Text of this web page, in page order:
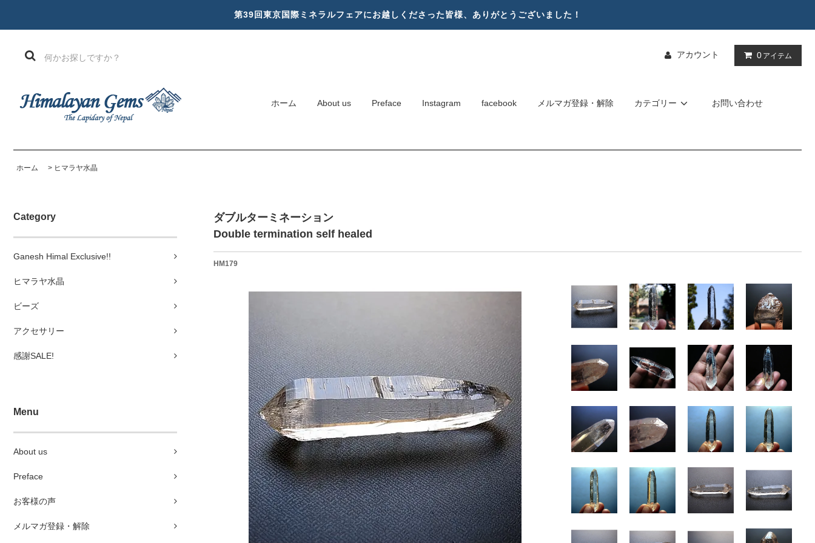
第39回東京国際ミネラルフェアにお越しくださった皆様、ありがとうございました！
アカウント 0 アイテム
ホーム About us Preface Instagram facebook メルマガ登録・解除 カテゴリー お問い合わせ
ホーム > ヒマラヤ水晶
Category
Ganesh Himal Exclusive!!
ヒマラヤ水晶
ビーズ
アクセサリー
感謝SALE!
Menu
About us
Preface
お客様の声
メルマガ登録・解除
ダブルターミネーション
Double termination self healed
HM179